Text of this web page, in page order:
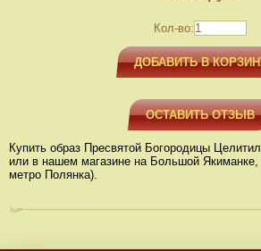
Кол-во:
ДОБАВИТЬ В
ОСТАВИТЬ ОТЗЫВ
Купить образ Пресвятой Богородицы
или в нашем магазине на Большой Якиманке,
метро Полянка).